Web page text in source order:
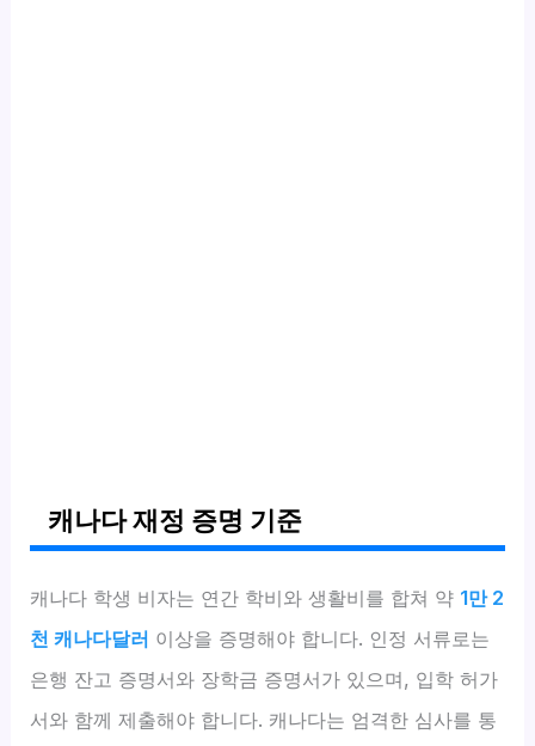
캐나다 재정 증명 기준
캐나다 학생 비자는 연간 학비와 생활비를 합쳐 약 1만 2
천 캐나다달러 이상을 증명해야 합니다. 인정 서류로는
은행 잔고 증명서와 장학금 증명서가 있으며, 입학 허가
서와 함께 제출해야 합니다. 캐나다는 엄격한 심사를 통